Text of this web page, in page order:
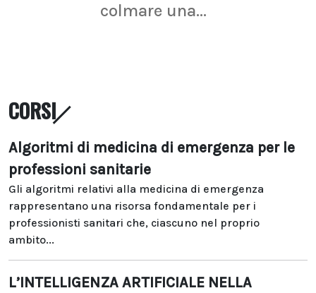
colmare una...
CORSI
Algoritmi di medicina di emergenza per le
professioni sanitarie
Gli algoritmi relativi alla medicina di emergenza
rappresentano una risorsa fondamentale per i
professionisti sanitari che, ciascuno nel proprio
ambito...
L’INTELLIGENZA ARTIFICIALE NELLA